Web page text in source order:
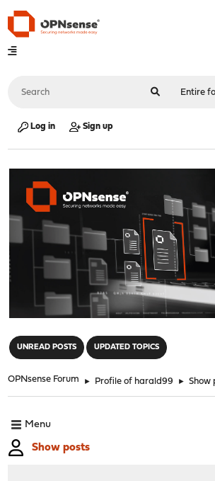
Log in Sign up
UNREAD POSTS UPDATED TOPICS
OPNsense Forum ► Profile of harald99 ► Show
Menu
Show posts